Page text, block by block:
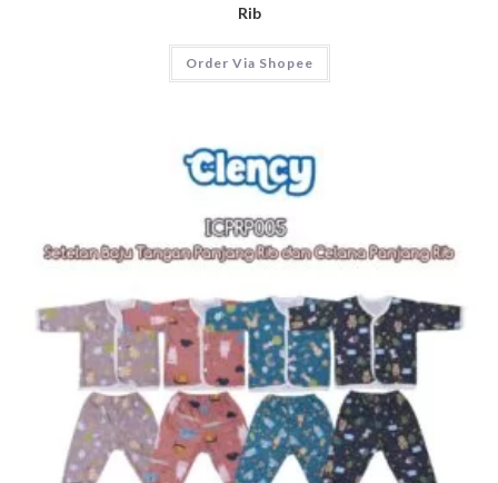
Rib
Order Via Shopee